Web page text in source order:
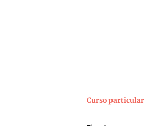
Curso particular